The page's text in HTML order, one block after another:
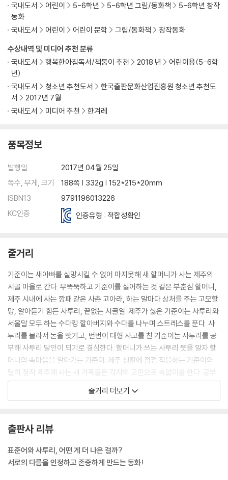
수상내역 및 미디어 추천 분류
국내도서
행복한아침독서/책둥이 추천 2018 년
어린이용(5-6학
년)
국내도서
청소년 추천도서
한국출판문화산업진흥원 청소년 추천도
서
2017년 7월
국내도서
미디어 추천 한겨레
국내도서
어린이 5-6학년 5-6학년 그림/동화책
5-6학년 창작
동화
국내도서
어린이 어린이 문학 그림/동화책 창작동화
품목정보
발행일
2017년 04월 25일
쪽수, 무게, 크기
188쪽 | 332g | 152*215*20mm
ISBN13
9791196013226
KC인증
인증유형 : 적합성확인
줄거리
기준이는 새아빠를 실망시킬 수 없어 마지못해 새 할머니가 사는 제주의
시골 마을로 간다. 무뚝뚝하고 기준이를 싫어하는 것 같은 부춘심 할머니,
제주 시내에 사는 깡패 같은 사촌 고아라, 하는 말마다 상처를 주는 고모할
망, 알아듣기 힘든 사투리, 끝없는 시골일. 제주가 싫은 기준이는 사투리와
서울말 모두 하는 수다킹 할아버지와 수다를 나누며 스트레스를 푼다. 사
투리를 몰라서 돈을 뺏기고, 번번이 대형 사고를 친 기준이는 사투리를 공
부해 사투리 달인이 되기로 결심한다. 할머니가 쓰는 사투리 뜻을 알자 할
머니의 속마음을 알아가는 기준이. 제주 생활에 점점 적응하는 기준이와
달리 정작 제주에 사는 새 가족들은 각자의 고민으로 속앓이를 한다. 공부
스트레스로 가출을 하는 사촌 고아라, 아무에게도 말 못할 할머니의 비밀
두 개, 사기당할 위험에 놓인 고모할망……. 할머니 집에 도착한 순간 대가
줄거리 더보기
출판사 리뷰
표준어와 사투리, 어떤 게 더 나은 걸까?
서로의 다름을 인정하고 존중하게 만드는 동화!